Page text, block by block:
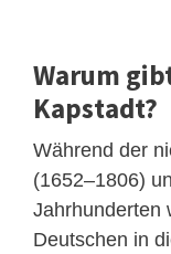
Warum
Kapstadt?
Während der
(1652–1806)
Jahrhunderten
Deutschen in